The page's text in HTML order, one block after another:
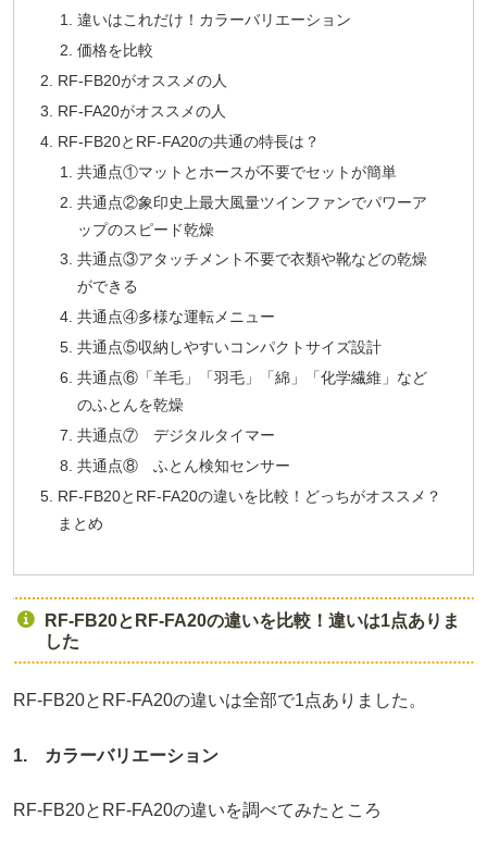
違いはこれだけ！カラーバリエーション
価格を比較
RF-FB20がオススメの人
RF-FA20がオススメの人
RF-FB20とRF-FA20の共通の特長は？
共通点①マットとホースが不要でセットが簡単
共通点②象印史上最大風量ツインファンでパワーア
ップのスピード乾燥
共通点③アタッチメント不要で衣類や靴などの乾燥
ができる
共通点④多様な運転メニュー
共通点⑤収納しやすいコンパクトサイズ設計
共通点⑥「羊毛」「羽毛」「綿」「化学繊維」など
のふとんを乾燥
共通点⑦ デジタルタイマー
共通点⑧ ふとん検知センサー
RF-FB20とRF-FA20の違いを比較！どっちがオススメ？
まとめ
RF-FB20とRF-FA20の違いを比較！違いは1点ありま
した
RF-FB20とRF-FA20の違いは全部で1点ありました。
1. カラーバリエーション
RF-FB20とRF-FA20の違いを調べてみたところ